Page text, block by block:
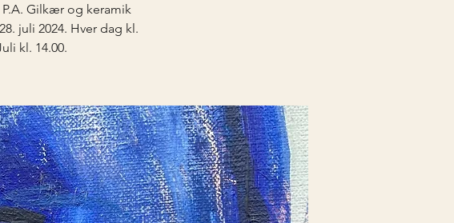
Gilkær og keramik
juli 2024. Hver dag kl.
kl. 14.00.